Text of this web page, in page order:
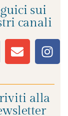
sui
canali
alla